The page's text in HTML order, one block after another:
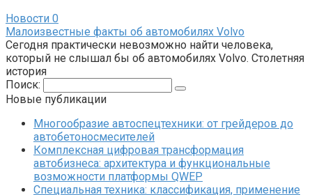
Новости 0
Малоизвестные факты об автомобилях Volvo
Сегодня практически невозможно найти человека,
который не слышал бы об автомобилях Volvo. Столетняя
история
Поиск:
Новые публикации
Многообразие автоспецтехники: от грейдеров до
автобетоносмесителей
Комплексная цифровая трансформация
автобизнеса: архитектура и функциональные
возможности платформы QWEP
Специальная техника: классификация, применение